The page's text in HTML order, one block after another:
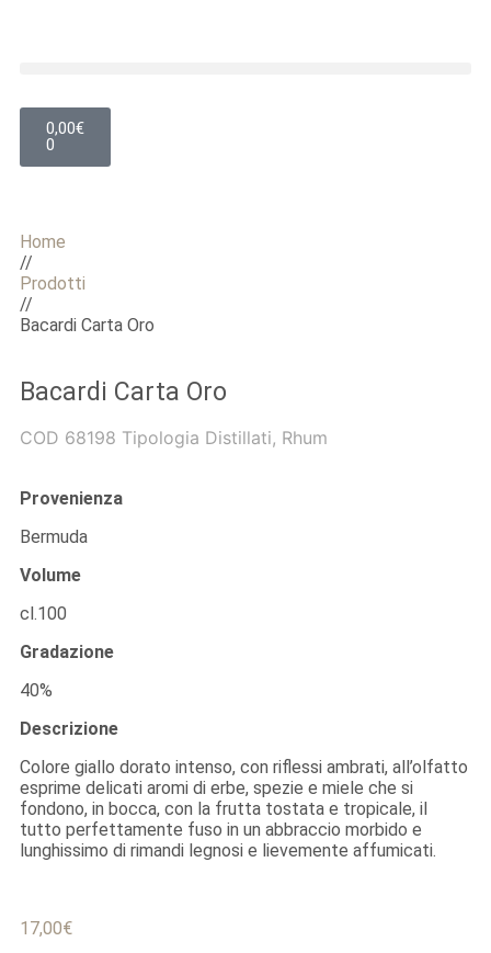
0,00€
0
Home
//
Prodotti
//
Bacardi Carta Oro
Bacardi Carta Oro
COD 68198 Tipologia Distillati, Rhum
Provenienza
Bermuda
Volume
cl.100
Gradazione
40%
Descrizione
Colore giallo dorato intenso, con riflessi ambrati, all’olfatto
esprime delicati aromi di erbe, spezie e miele che si
fondono, in bocca, con la frutta tostata e tropicale, il
tutto perfettamente fuso in un abbraccio morbido e
lunghissimo di rimandi legnosi e lievemente affumicati.
17,00€